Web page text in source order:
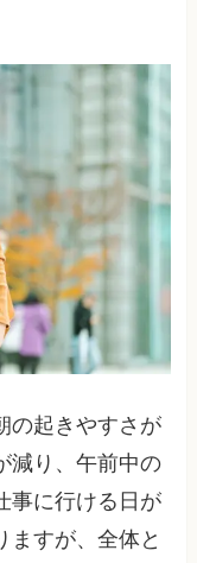
の起きやすさが
減り、午前中の
事に行ける日が
ますが、全体と